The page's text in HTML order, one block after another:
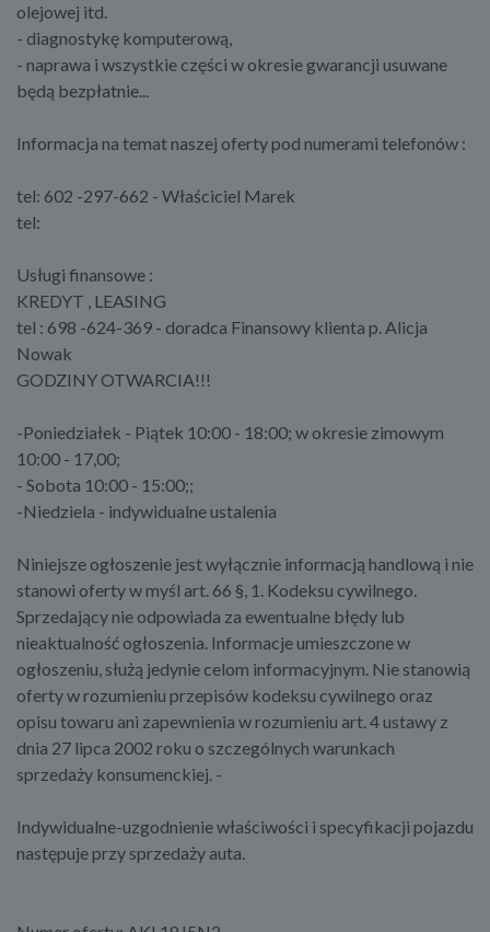
olejowej itd.
- diagnostykę komputerową,
- naprawa i wszystkie części w okresie gwarancji usuwane
będą bezpłatnie...
Informacja na temat naszej oferty pod numerami telefonów :
tel: 602 -297-662 - Właściciel Marek
tel:
Usługi finansowe :
KREDYT , LEASING
tel : 698 -624-369 - doradca Finansowy klienta p. Alicja
Nowak
GODZINY OTWARCIA!!!
-Poniedziałek - Piątek 10:00 - 18:00; w okresie zimowym
10:00 - 17,00;
- Sobota 10:00 - 15:00;;
-Niedziela - indywidualne ustalenia
Niniejsze ogłoszenie jest wyłącznie informacją handlową i nie
stanowi oferty w myśl art. 66 §, 1. Kodeksu cywilnego.
Sprzedający nie odpowiada za ewentualne błędy lub
nieaktualność ogłoszenia. Informacje umieszczone w
ogłoszeniu, służą jedynie celom informacyjnym. Nie stanowią
oferty w rozumieniu przepisów kodeksu cywilnego oraz
opisu towaru ani zapewnienia w rozumieniu art. 4 ustawy z
dnia 27 lipca 2002 roku o szczególnych warunkach
sprzedaży konsumenckiej. -
Indywidualne-uzgodnienie właściwości i specyfikacji pojazdu
następuje przy sprzedaży auta.